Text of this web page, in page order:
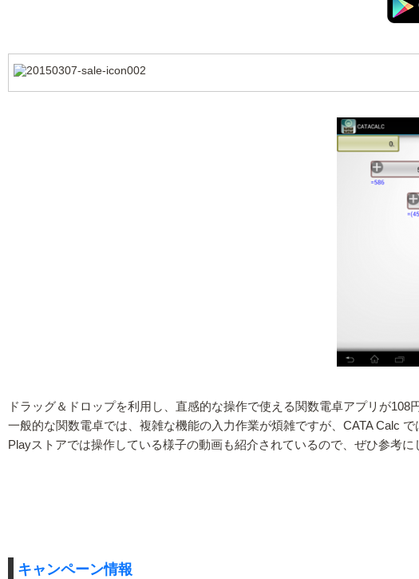
ドラッグ＆ドロップを利用し、直感的な操作で使える関数電卓アプリが108
一般的な関数電卓では、複雑な機能の入力作業が煩雑ですが、CATA Calc で
Playストアでは操作している様子の動画も紹介されているので、ぜひ参考に
キャンペーン情報